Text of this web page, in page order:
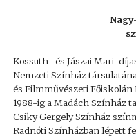
Kossuth- és Jászai Mari-
Nemzeti Színház
és Filmművészeti
1988-ig a Madách Színház
Csiky Gergely Színház
Radnóti Színházban lépett